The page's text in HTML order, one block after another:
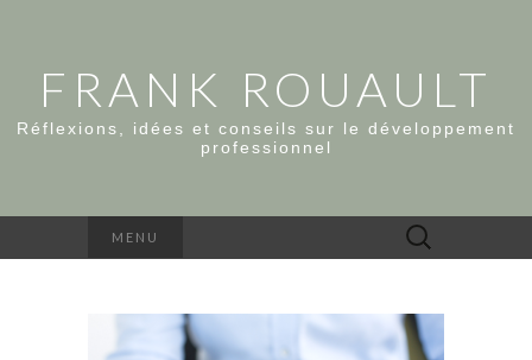
FRANK ROUAULT
Réflexions, idées et conseils sur le développement
professionnel
MENU Rechercher :